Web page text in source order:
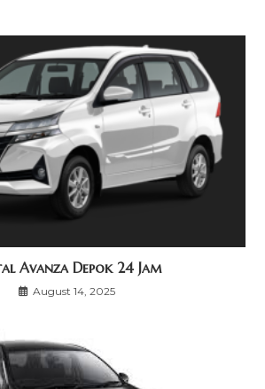
Avanza Depok 24 Jam
August 14, 2025